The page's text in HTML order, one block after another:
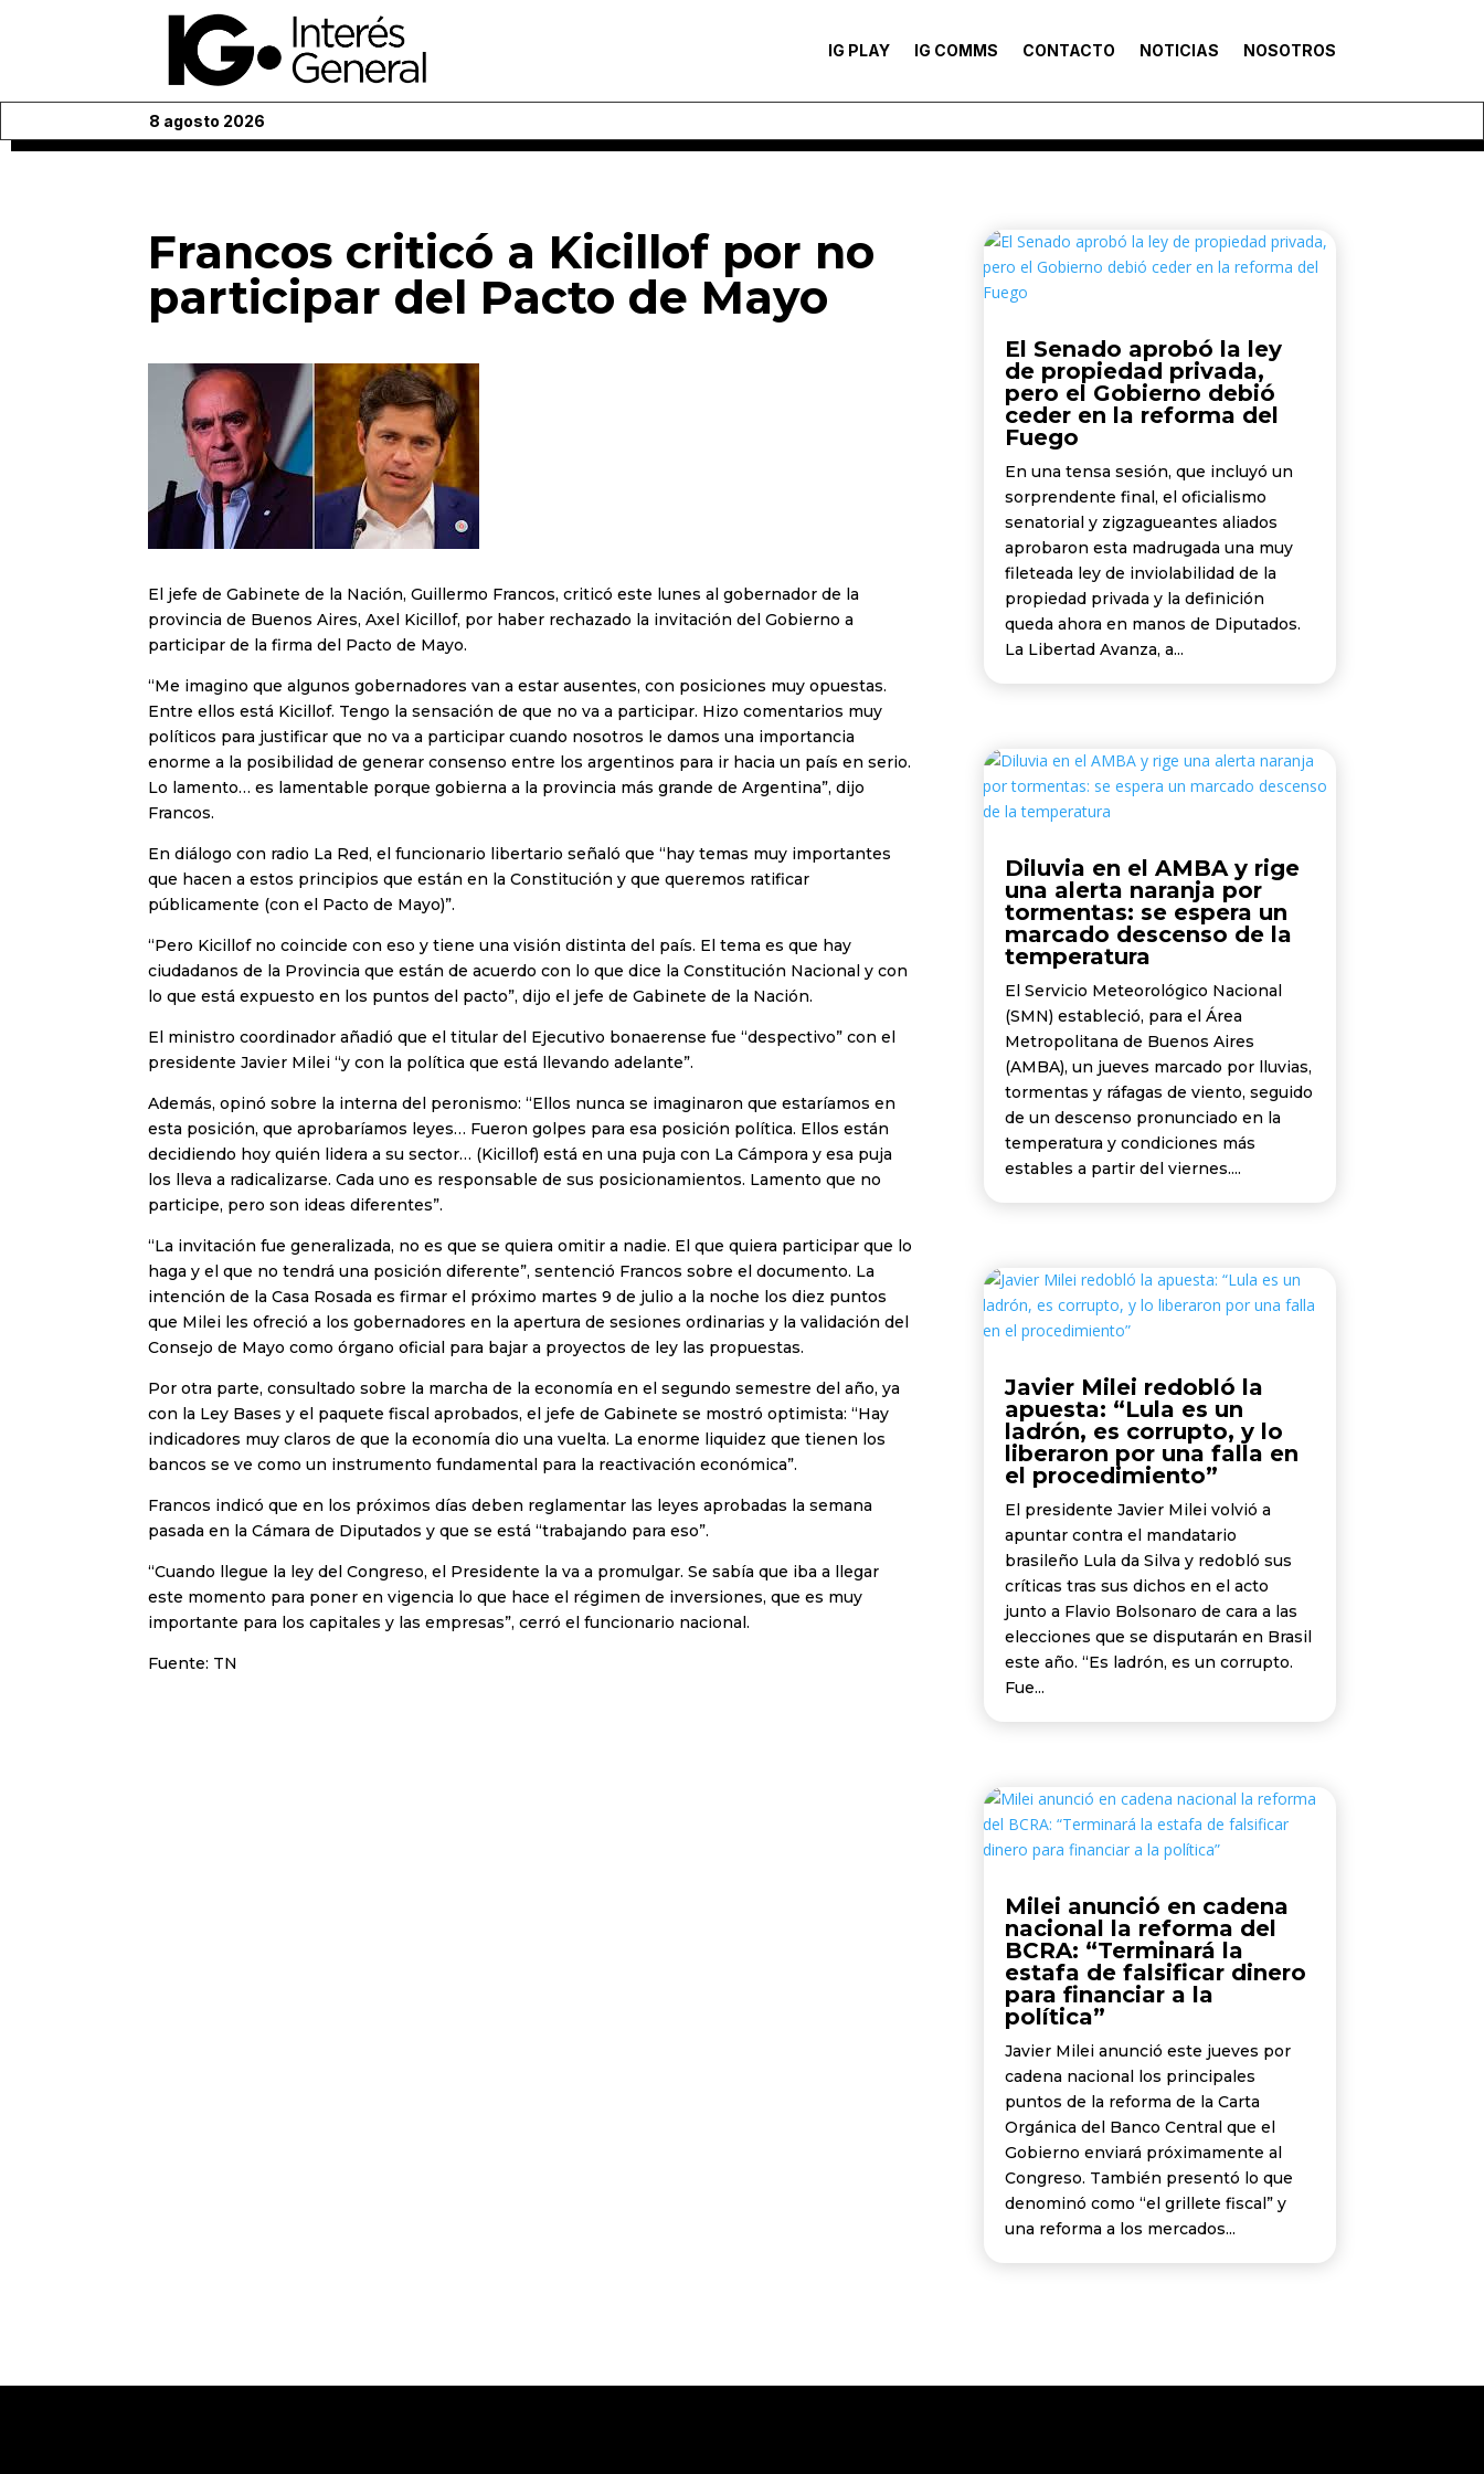
IG PLAY IG COMMS CONTACTO NOTICIAS NOSOTROS
8 agosto 2026
Francos criticó a Kicillof por no
participar del Pacto de Mayo
El jefe de Gabinete de la Nación, Guillermo Francos, criticó este lunes al gobernador de la
provincia de Buenos Aires, Axel Kicillof, por haber rechazado la invitación del Gobierno a
participar de la firma del Pacto de Mayo.
“Me imagino que algunos gobernadores van a estar ausentes, con posiciones muy opuestas.
Entre ellos está Kicillof. Tengo la sensación de que no va a participar. Hizo comentarios muy
políticos para justificar que no va a participar cuando nosotros le damos una importancia
enorme a la posibilidad de generar consenso entre los argentinos para ir hacia un país en serio.
Lo lamento… es lamentable porque gobierna a la provincia más grande de Argentina”, dijo
Francos.
En diálogo con radio La Red, el funcionario libertario señaló que “hay temas muy importantes
que hacen a estos principios que están en la Constitución y que queremos ratificar
públicamente (con el Pacto de Mayo)”.
“Pero Kicillof no coincide con eso y tiene una visión distinta del país. El tema es que hay
ciudadanos de la Provincia que están de acuerdo con lo que dice la Constitución Nacional y con
lo que está expuesto en los puntos del pacto”, dijo el jefe de Gabinete de la Nación.
El ministro coordinador añadió que el titular del Ejecutivo bonaerense fue “despectivo” con el
presidente Javier Milei “y con la política que está llevando adelante”.
Además, opinó sobre la interna del peronismo: “Ellos nunca se imaginaron que estaríamos en
esta posición, que aprobaríamos leyes… Fueron golpes para esa posición política. Ellos están
decidiendo hoy quién lidera a su sector… (Kicillof) está en una puja con La Cámpora y esa puja
los lleva a radicalizarse. Cada uno es responsable de sus posicionamientos. Lamento que no
participe, pero son ideas diferentes”.
“La invitación fue generalizada, no es que se quiera omitir a nadie. El que quiera participar que lo
haga y el que no tendrá una posición diferente”, sentenció Francos sobre el documento. La
intención de la Casa Rosada es firmar el próximo martes 9 de julio a la noche los diez puntos
que Milei les ofreció a los gobernadores en la apertura de sesiones ordinarias y la validación del
Consejo de Mayo como órgano oficial para bajar a proyectos de ley las propuestas.
Por otra parte, consultado sobre la marcha de la economía en el segundo semestre del año, ya
con la Ley Bases y el paquete fiscal aprobados, el jefe de Gabinete se mostró optimista: “Hay
indicadores muy claros de que la economía dio una vuelta. La enorme liquidez que tienen los
bancos se ve como un instrumento fundamental para la reactivación económica”.
Francos indicó que en los próximos días deben reglamentar las leyes aprobadas la semana
pasada en la Cámara de Diputados y que se está “trabajando para eso”.
“Cuando llegue la ley del Congreso, el Presidente la va a promulgar. Se sabía que iba a llegar
este momento para poner en vigencia lo que hace el régimen de inversiones, que es muy
importante para los capitales y las empresas”, cerró el funcionario nacional.
Fuente: TN
El Senado aprobó la ley
de propiedad privada,
pero el Gobierno debió
ceder en la reforma del
Fuego
En una tensa sesión, que incluyó un
sorprendente final, el oficialismo
senatorial y zigzagueantes aliados
aprobaron esta madrugada una muy
fileteada ley de inviolabilidad de la
propiedad privada y la definición
queda ahora en manos de Diputados.
La Libertad Avanza, a...
Diluvia en el AMBA y rige
una alerta naranja por
tormentas: se espera un
marcado descenso de la
temperatura
El Servicio Meteorológico Nacional
(SMN) estableció, para el Área
Metropolitana de Buenos Aires
(AMBA), un jueves marcado por lluvias,
tormentas y ráfagas de viento, seguido
de un descenso pronunciado en la
temperatura y condiciones más
estables a partir del viernes....
Javier Milei redobló la
apuesta: “Lula es un
ladrón, es corrupto, y lo
liberaron por una falla en
el procedimiento”
El presidente Javier Milei volvió a
apuntar contra el mandatario
brasileño Lula da Silva y redobló sus
críticas tras sus dichos en el acto
junto a Flavio Bolsonaro de cara a las
elecciones que se disputarán en Brasil
este año. “Es ladrón, es un corrupto.
Fue...
Milei anunció en cadena
nacional la reforma del
BCRA: “Terminará la
estafa de falsificar dinero
para financiar a la
política”
Javier Milei anunció este jueves por
cadena nacional los principales
puntos de la reforma de la Carta
Orgánica del Banco Central que el
Gobierno enviará próximamente al
Congreso. También presentó lo que
denominó como “el grillete fiscal” y
una reforma a los mercados...